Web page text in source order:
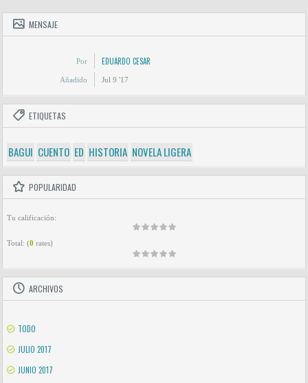
MENSAJE
Por EDUARDO CESAR
Añadido Jul 9 '17
ETIQUETAS
BAGUI CUENTO ED HISTORIA NOVELA LIGERA
POPULARIDAD
Tu calificación:
Total: (0 rates)
ARCHIVOS
TODO
JULIO 2017
JUNIO 2017